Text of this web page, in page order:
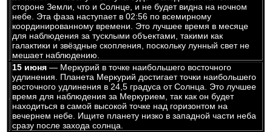
стороне Земли, что и Солнце, и не будет видна на ночном
небе. Эта фаза наступает в 02:56 по всемирному
координированному времени. Это лучшее время в месяце
для наблюдения за тусклыми объектами, такими как
галактики и звёздные скопления, поскольку лунный свет не
мешает наблюдению.
15 июня— Меркурий в точке наибольшего восточного
удлинения. Планета Меркурий достигает точки наибольшего
восточного удлинения в 24,5 градуса от Солнца. Это лучшее
время для наблюдения за Меркурием, так как он будет
находиться в самой высокой точке над горизонтом на
вечернем небе. Ищите планету низко в западной части неба
сразу после захода солнца.